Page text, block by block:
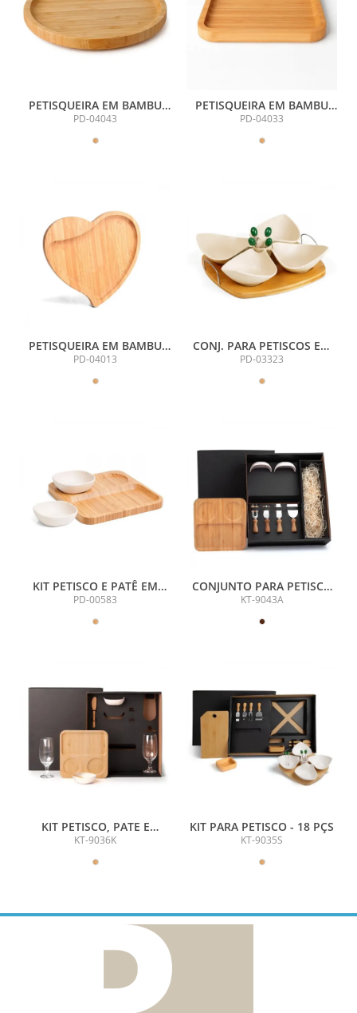
PETISQUEIRA EM BAMBU
REDONDA - 20X1,9CM
PD-04043
PETISQUEIRA EM BAMBU
QUADRADA - 20X20X1,9CM
PD-04033
PETISQUEIRA EM BAMBU
ECOLÓGICO COM
PD-04013
CONJ. PARA PETISCOS EM
BAMBU / FIBRA DE BAMBU -
PD-03323
KIT PETISCO E PATÊ EM
BAMBU/FIBRA DE BAMBU -
PD-00583
CONJUNTO PARA PETISCO
COM ESPAÇO PARA
KT-9043A
KIT PETISCO, PATE E
CERVEJA - 7 PÇS
KT-9036K
KIT PARA PETISCO - 18 PÇS
KT-9035S